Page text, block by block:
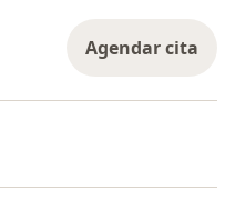
Agendar cita